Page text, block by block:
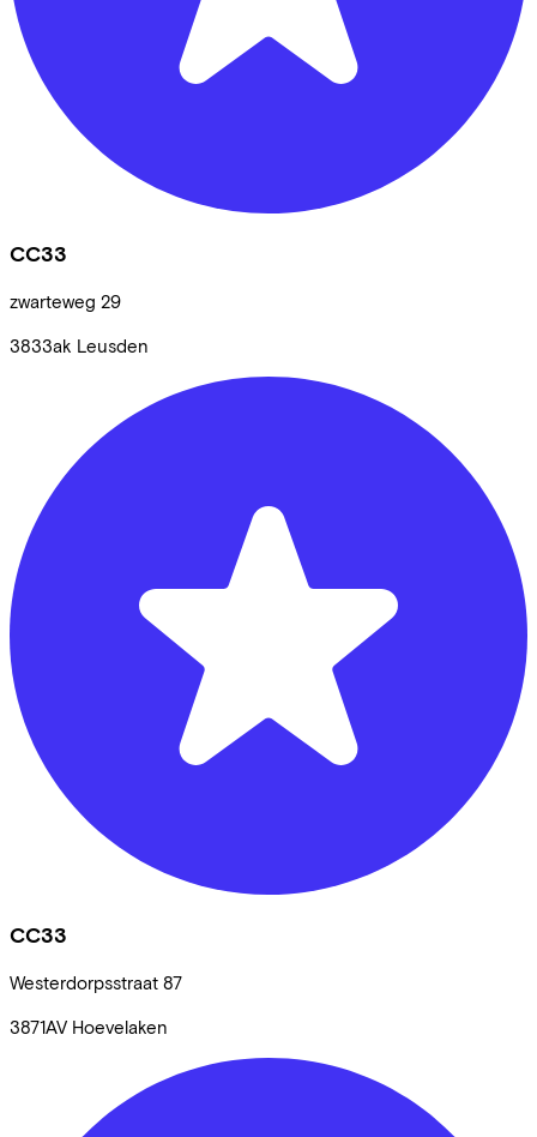
CC33
zwarteweg 29
3833ak Leusden
CC33
Westerdorpsstraat 87
3871AV Hoevelaken